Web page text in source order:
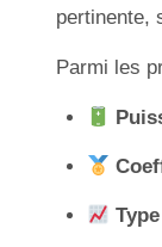
pertinente,
Parmi les